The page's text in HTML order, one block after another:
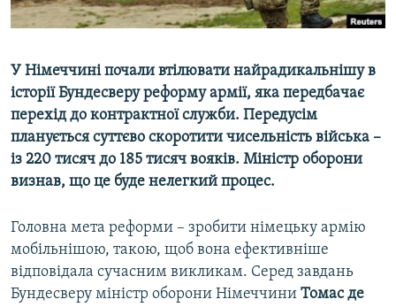
ПОДКАСТИ
КРИМ РЕАЛІЇ
РУС
УКР
КТАТ
У Німеччині почали втілювати найрадикальнішу в
історії Бундесверу реформу армії, яка передбачає
перехід до контрактної служби. Передусім
планується суттєво скоротити чисельність війська –
із 220 тисяч до 185 тисяч вояків. Міністр оборони
визнав, що це буде нелегкий процес.
Головна мета реформи – зробити німецьку армію
мобільнішою, такою, щоб вона ефективніше
відповідала сучасним викликам. Серед завдань
Бундесверу міністр оборони Німеччини Томас де